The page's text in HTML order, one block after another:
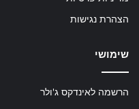
הצהרת נגישות
שימושי
הרשמה לאינדקס ג'ולר